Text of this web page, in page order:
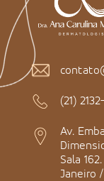
(21)
Av.
Sala
Janeiro